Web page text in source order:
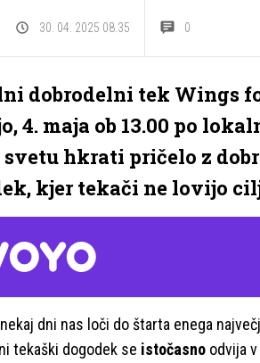
30. 04. 2025 08.35 0
dobrodelni tek Wings
4. maja ob 13.00 po
svetu hkrati pričelo z
kjer tekači ne lovijo
dni nas loči do štarta enega
tekaški dogodek se istočasno odvija